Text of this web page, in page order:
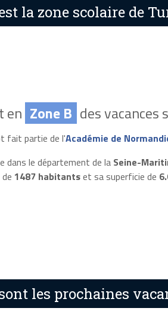
la zone scolaire de
en Zone B des vacances
fait partie de l'Académie de
dans le département de la Seine-
1487 habitantset sa superficie de
les prochaines